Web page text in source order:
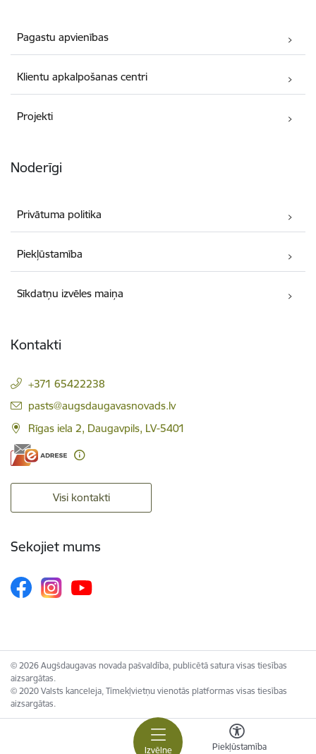
Izvēlne Piekļūstamība
Pagastu apvienības
Klientu apkalpošanas centri
Projekti
Noderīgi
Privātuma politika
Piekļūstamība
Sīkdatņu izvēles maiņa
Kontakti
+371 65422238
E-pasts:
pasts@augsdaugavasnovads.lv
Rīgas iela 2, Daugavpils, LV-5401
Visi kontakti
Sekojiet mums
© 2026 Augšdaugavas novada pašvaldība, publicētā satura visas tiesības
aizsargātas.
© 2020 Valsts kanceleja, Tīmekļvietņu vienotās platformas visas tiesības
aizsargātas.